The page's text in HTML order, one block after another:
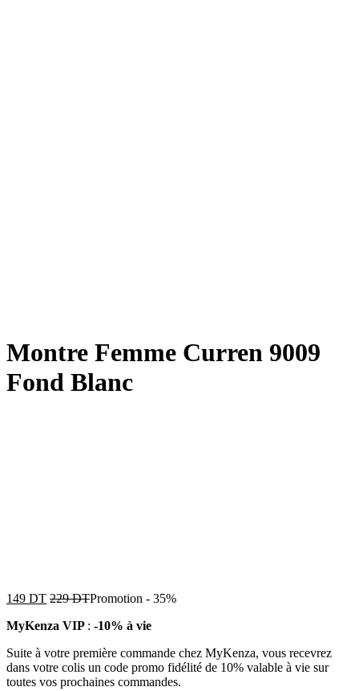
Montre Femme Curren 9009
Fond Blanc
149 DT 229DTPromotion - 35%
MyKenza VIP : -10% à vie
Suite à votre première commande chez MyKenza, vous recevrez
dans votre colis un code promo fidélité de 10% valable à vie sur
toutes vos prochaines commandes.